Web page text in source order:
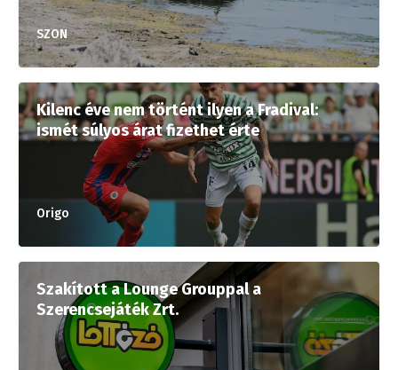
SZON
Kilenc éve nem történt ilyen a Fradival:
ismét súlyos árat fizethet érte
Origo
Szakított a Lounge Grouppal a
Szerencsejáték Zrt.